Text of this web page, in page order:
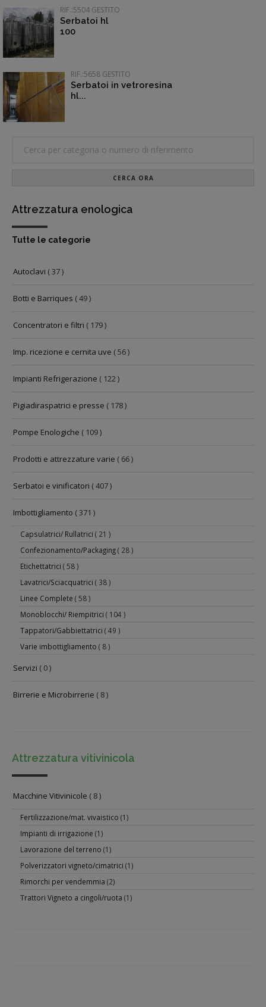
RIF.:5504 GESTITO
Serbatoi hl
100
RIF.:5658 GESTITO
Serbatoi in vetroresina
hl...
CERCA ORA
Attrezzatura enologica
Tutte le categorie
Autoclavi ( 37 )
Botti e Barriques ( 49 )
Concentratori e filtri ( 179 )
Imp. ricezione e cernita uve ( 56 )
Impianti Refrigerazione ( 122 )
Pigiadiraspatrici e presse ( 178 )
Pompe Enologiche ( 109 )
Prodotti e attrezzature varie ( 66 )
Serbatoi e vinificatori ( 407 )
Imbottigliamento ( 371 )
Capsulatrici/ Rullatrici ( 21 )
Confezionamento/Packaging ( 28 )
Etichettatrici ( 58 )
Lavatrici/Sciacquatrici ( 38 )
Linee Complete ( 58 )
Monoblocchi/ Riempitrici ( 104 )
Tappatori/Gabbiettatrici ( 49 )
Varie imbottigliamento ( 8 )
Servizi ( 0 )
Birrerie e Microbirrerie ( 8 )
Attrezzatura vitivinicola
Macchine Vitivinicole ( 8 )
Fertilizzazione/mat. vivaistico (1)
Impianti di irrigazione (1)
Lavorazione del terreno (1)
Polverizzatori vigneto/cimatrici (1)
Rimorchi per vendemmia (2)
Trattori Vigneto a cingoli/ruota (1)